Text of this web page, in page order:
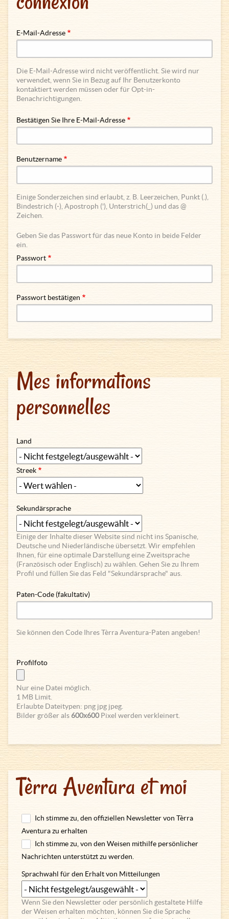
E-Mail-Adresse
Die E-Mail-Adresse wird nicht veröffentlicht. Sie wird nur
verwendet, wenn Sie in Bezug auf Ihr Benutzerkonto
kontaktiert werden müssen oder für Opt-in-
Benachrichtigungen.
Bestätigen Sie Ihre E-Mail-Adresse
Benutzername
Einige Sonderzeichen sind erlaubt, z. B. Leerzeichen, Punkt (.),
Bindestrich (-), Apostroph ('), Unterstrich(_) und das @
Zeichen.
Passwort
Passwort bestätigen
Geben Sie das Passwort für das neue Konto in beide Felder
ein.
Mes informations
personnelles
Land
Streek
Sekundärsprache
Einige der Inhalte dieser Website sind nicht ins Spanische,
Deutsche und Niederländische übersetzt. Wir empfehlen
Ihnen, für eine optimale Darstellung eine Zweitsprache
(Französisch oder Englisch) zu wählen. Gehen Sie zu Ihrem
Profil und füllen Sie das Feld "Sekundärsprache" aus.
Paten-Code (fakultativ)
Sie können den Code Ihres Tèrra Aventura-Paten angeben!
Profilfoto
Nur eine Datei möglich.
1 MB Limit.
Erlaubte Dateitypen: png jpg jpeg.
Bilder größer als 600x600Pixel werden verkleinert.
Tèrra Aventura et moi
Ich stimme zu, den offiziellen Newsletter von Tèrra
Aventura zu erhalten
Ich stimme zu, von den Weisen mithilfe persönlicher
Nachrichten unterstützt zu werden.
Sprachwahl für den Erhalt von Mitteilungen
Wenn Sie den Newsletter oder persönlich gestaltete Hilfe
der Weisen erhalten möchten, können Sie die Sprache